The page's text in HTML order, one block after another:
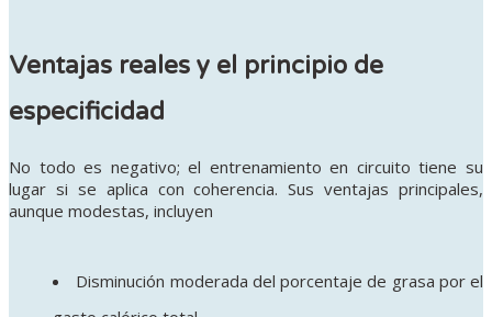
Ventajas reales y el principio de
especificidad
No todo es negativo; el entrenamiento en circuito tiene su
lugar si se aplica con coherencia. Sus ventajas principales,
aunque modestas, incluyen
Disminución moderada del porcentaje de grasa por el